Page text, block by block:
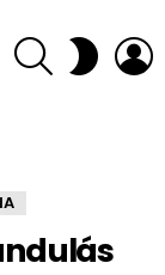
SEARCH SWITCH
SKIN